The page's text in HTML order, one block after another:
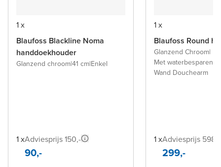
1 x
Blaufoss Blackline Noma
handdoekhouder
Glanzend chroom|41 cm|Enkel
1 xAdviesprijs 150,-
90,-
1 x
Blaufoss Round
Glanzend Chroom|
Met
Wand Douchearm
1 xAdviesprijs 598,-
299,-